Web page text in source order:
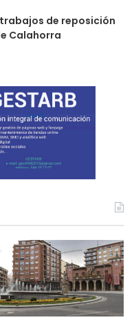
de reposición
Calahorra